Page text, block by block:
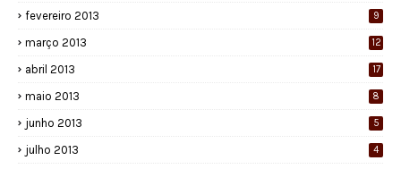
fevereiro 2013 9
março 2013 12
abril 2013 17
maio 2013 8
junho 2013 5
julho 2013 4